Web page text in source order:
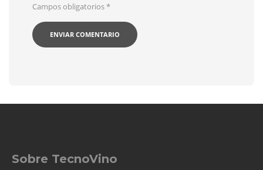
Campos obligatorios*
Sobre TecnoVino